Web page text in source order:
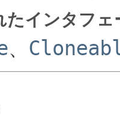
たインタフ
、